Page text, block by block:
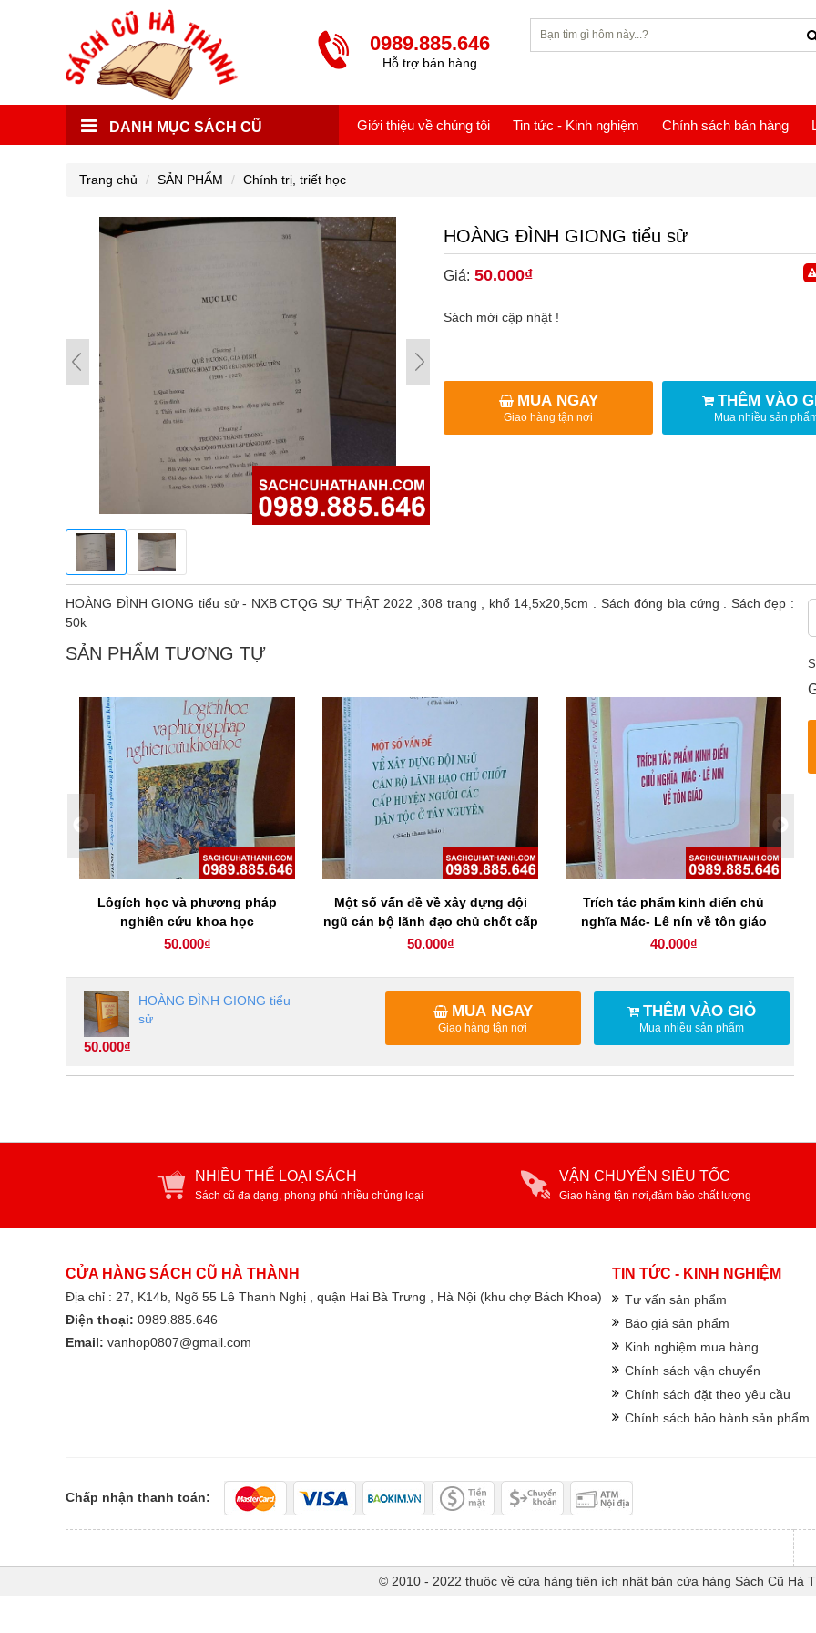
0989.885.646
Hỗ trợ bán hàng
DANH MỤC SÁCH CŨ Giới thiệu về chúng tôi Tin tức - Kinh nghiệm Chính sách bán hàng
Trang chủ SẢN PHẨM Chính trị, triết học
HOÀNG ĐÌNH GIONG tiểu sử
Giá: 50.000₫
Sách mới cập nhật !
MUA NGAY
Giao hàng tận nơi
THÊM VÀO
Mua nhiều sản
HOÀNG ĐÌNH GIONG tiểu sử - NXB CTQG SỰ THẬT 2022 ,308 trang , khổ 14,5x20,5cm . Sách đóng bìa cứng . Sách đẹp :
50k
SẢN PHẨM TƯƠNG TỰ
Lôgích học và phương pháp
nghiên cứu khoa học
50.000₫
Một số vấn đề về xây dựng đội
ngũ cán bộ lãnh đạo chủ chốt cấp
huyện người các dân tộc ở Tây
50.000₫
Trích tác phẩm kinh điển chủ
nghĩa Mác- Lê nín về tôn giáo
40.000₫
HOÀNG ĐÌNH GIONG tiểu
sử
50.000₫
THÊM VÀO GIỎ
Mua nhiều sản phẩm
MUA NGAY
Giao hàng tận nơi
NHIỀU THỂ LOẠI SÁCH
Sách cũ đa dạng, phong phú nhiều chủng loại
VẬN CHUYỂN SIÊU TỐC
Giao hàng tận nơi,đảm bảo chất lượng
CỬA HÀNG SÁCH CŨ HÀ THÀNH
Địa chỉ : 27, K14b, Ngõ 55 Lê Thanh Nghị , quận Hai Bà Trưng , Hà Nội (khu chợ Bách Khoa)
Điện thoại: 0989.885.646
Email: vanhop0807@gmail.com
TIN TỨC - KINH NGHIỆM
Tư vấn sản phẩm
Báo giá sản phẩm
Kinh nghiệm mua hàng
Chính sách vận chuyển
Chính sách đặt theo yêu cầu
Chính sách bảo hành sản phẩm
Chấp nhận thanh toán:
© 2010 - 2022 thuộc về cửa hàng tiện ích nhật bản cửa hàng Sách Cũ Hà